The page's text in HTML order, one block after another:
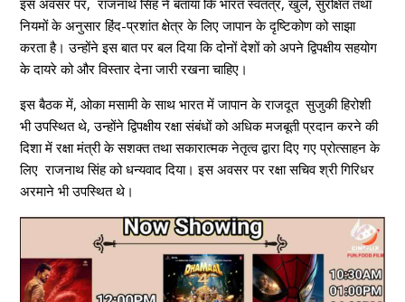
इस अवसर पर, राजनाथ सिंह ने बताया कि भारत स्वतंत्र, खुले, सुरक्षित तथा
नियमों के अनुसार हिंद-प्रशांत क्षेत्र के लिए जापान के दृष्टिकोण को साझा
करता है। उन्होंने इस बात पर बल दिया कि दोनों देशों को अपने द्विपक्षीय सहयोग
के दायरे को और विस्तार देना जारी रखना चाहिए।
इस बैठक में, ओका मसामी के साथ भारत में जापान के राजदूत सुजुकी हिरोशी
भी उपस्थित थे, उन्होंने द्विपक्षीय रक्षा संबंधों को अधिक मजबूती प्रदान करने की
दिशा में रक्षा मंत्री के सशक्त तथा सकारात्मक नेतृत्व द्वारा दिए गए प्रोत्साहन के
लिए राजनाथ सिंह को धन्यवाद दिया। इस अवसर पर रक्षा सचिव श्री गिरिधर
अरमाने भी उपस्थित थे।